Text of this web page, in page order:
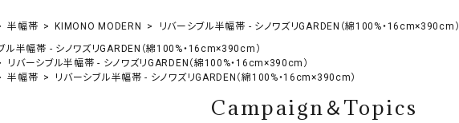
半幅帯 KIMONO MODERN
リバーシブル半幅帯 - シノワズリGARDEN（綿100%・16cm×390cm）
ル半幅帯 - シノワズリGARDEN（綿100%・16cm×390cm）
リバーシブル半幅帯 - シノワズリGARDEN（綿100%・16cm×390cm）
半幅帯 リバーシブル半幅帯 - シノワズリGARDEN（綿100%・16cm×390cm）
Campaign＆Topics